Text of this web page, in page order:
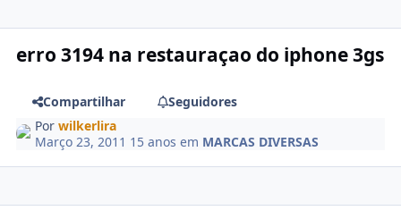
erro 3194 na restauraçao do iphone 3gs
Compartilhar
Seguidores
Porwilkerlira
Março 23, 2011 15 anos em MARCAS DIVERSAS